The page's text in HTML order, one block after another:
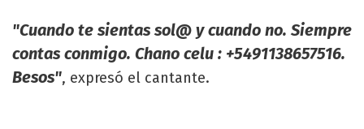
"Cuando te sientas sol@ y cuando no. Siempre
contas conmigo. Chano celu : +5491138657516.
Besos", expresó el cantante.